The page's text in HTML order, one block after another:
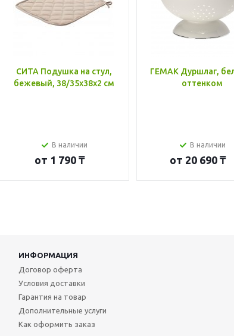
СИТА Подушка на стул,
бежевый, 38/35x38x2 см
В наличии
от 1 790 ₸
ГЕМАК Дуршлаг,
оттенком
В наличии
от 20 690 ₸
ИНФОРМАЦИЯ
Договор оферта
Условия доставки
Гарантия на товар
Дополнительные услуги
Как оформить заказ